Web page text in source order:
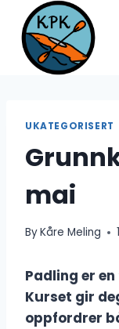
content
UKATEGORISERT
mai
ByKåre Meling
Padling er
Kurset gir
oppfordrer